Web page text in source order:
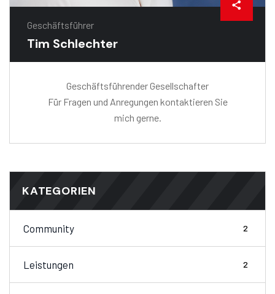
Geschäftsführer
Tim Schlechter
Geschäftsführender Gesellschafter
Für Fragen und Anregungen kontaktieren Sie
mich gerne.
KATEGORIEN
Community 2
Leistungen 2